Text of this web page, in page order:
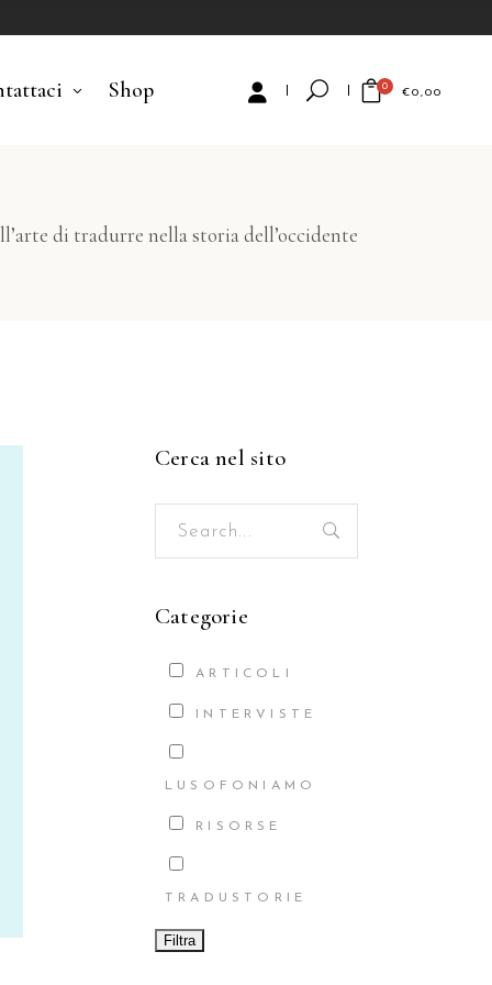
Shop 0 €0,00
di tradurre nella storia dell’occidente
Cerca nel sito
Search
Categorie
ARTICOLI
INTERVISTE
LUSOFONIAMO
RISORSE
TRADUSTORIE